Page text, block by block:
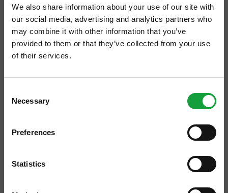
We also share information about your use of our site with
our social media, advertising and analytics partners who
may combine it with other information that you’ve
provided to them or that they’ve collected from your use
of their services.
Selection
Necessary
Preferences
Statistics
a mantenere un regime alimentare corretto?
Per andare incontro alle esigenze di tutti
mancanza di tempo o lontananza da casa
sono costretti a rivolgersi sempre più spesso
a canali di ristorazione veloce,
, società
veneziana specializzata nel retail e food &
ISCRIVITI ALLA NEWSLETTER
Resta aggiornato su tutte le ultime novita nel campo